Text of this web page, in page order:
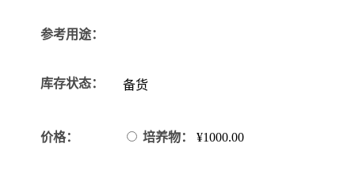
参考用途：
库存状态： 备货
价格： 培养物： ¥1000.00